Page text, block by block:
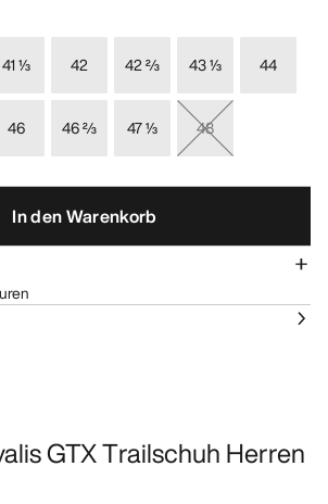
41 ⅓ 42 42 ⅔ 43 ⅓ 44
46 46 ⅔ 47 ⅓
48
In den Warenkorb
GTX Trailschuh Herren